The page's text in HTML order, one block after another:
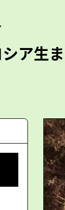
ア生